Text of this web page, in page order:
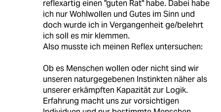
reflexartig einen "guten Rat" habe. Dabei habe
ich nur Wohlwollen und Gutes im Sinn und
doch wurde ich in Vergangenheit ge/belehrt
ich soll es mir klemmen.
Also musste ich meinen Reflex untersuchen:
Ob es Menschen wollen oder nicht sind wir
unseren naturgegebenen Instinkten näher als
unserer erkämpften Kapazität zur Logik.
Erfahrung macht uns zur vorsichtigen